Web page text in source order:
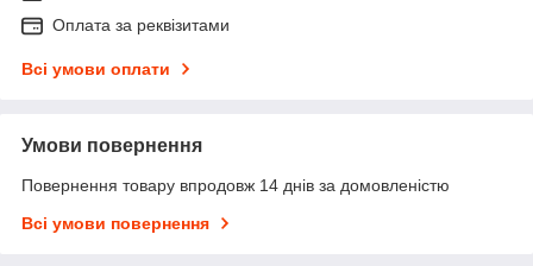
Оплата за реквізитами
Всі умови оплати
Умови повернення
Повернення товару впродовж 14 днів за домовленістю
Всі умови повернення